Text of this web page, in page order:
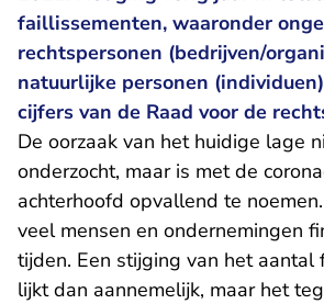
faillissementen, waaronder
rechtspersonen (bedrijven/
natuurlijke personen
cijfers van de Raad voor de
De oorzaak van het huidige lage
onderzocht, maar is met de
achterhoofd opvallend te
veel mensen en ondernemingen
tijden. Een stijging van het aantal
lijkt dan aannemelijk, maar het